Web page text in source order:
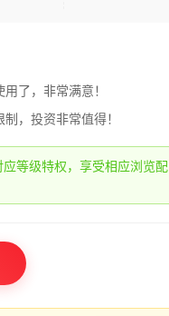
了，非常满意！
，投资非常值得！
等级特权，享受相应浏览配